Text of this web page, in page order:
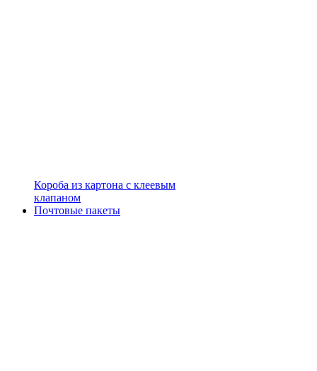
Короба из картона с клеевым
клапаном
Почтовые пакеты